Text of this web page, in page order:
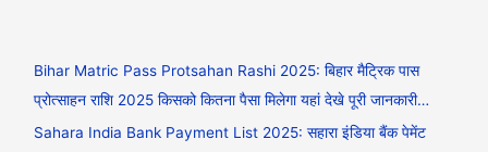
Bihar Matric Pass Protsahan Rashi 2025: बिहार मैट्रिक पास
प्रोत्साहन राशि 2025 किसको कितना पैसा मिलेगा यहां देखे पूरी जानकारी…
Sahara India Bank Payment List 2025: सहारा इंडिया बैंक पेमेंट